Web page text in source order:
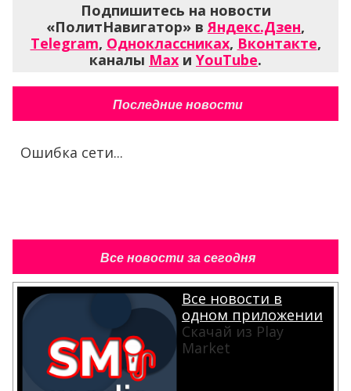
Подпишитесь на новости
«ПолитНавигатор» вЯндекс.Дзен,
Telegram, Одноклассниках, Вконтакте,
каналы Max и YouTube.
Последние новости
Ошибка сети...
Все новости за сегодня
Все новости в
одном приложении
Скачай из Play
Market